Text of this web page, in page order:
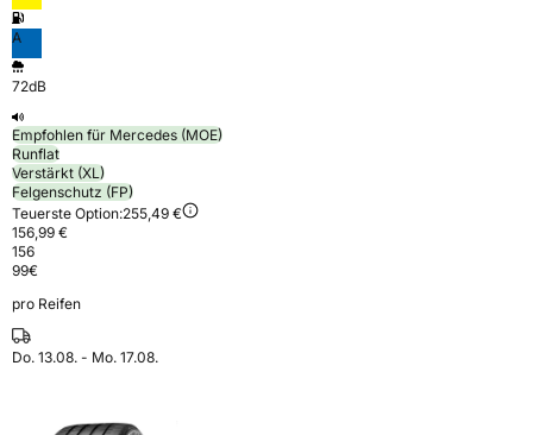
A
72dB
Empfohlen für Mercedes (MOE)
Runflat
Verstärkt (XL)
Felgenschutz (FP)
Teuerste Option:255,49 €
156,99 €
156
99€
pro Reifen
Do. 13.08. - Mo. 17.08.